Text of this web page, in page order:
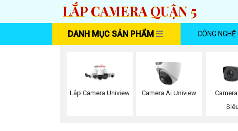
LẮP CAMERA QUẬN 5
DANH MỤC SẢN PHẨM CÔNG
Lắp Camera Uniview Camera Ai Uniview